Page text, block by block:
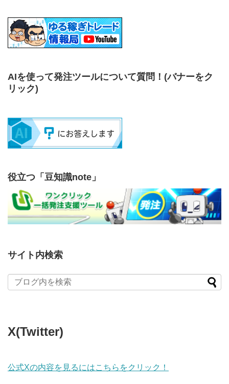
AIを使って発注ツールについて質問！ (バナーをク
リック)
役立つ「豆知識note」
サイト内検索
X(Twitter)
公式Xの内容を見るにはこちらをクリック！